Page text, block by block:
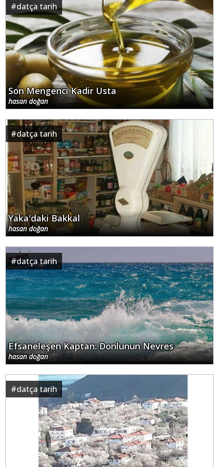
#datça tarih
Son Mengenci Kadir Usta
hasan doğan
#datça tarih
Yaka'daki Bakkal
hasan doğan
#datça tarih
Efsaneleşen Kaptan: Donlunun Nevres
hasan doğan
#datça tarih